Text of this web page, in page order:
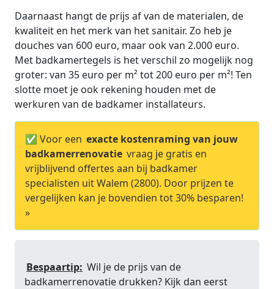
Daarnaast hangt de prijs af van de materialen, de
kwaliteit en het merk van het sanitair. Zo heb je
douches van 600 euro, maar ook van 2.000 euro.
Met badkamertegels is het verschil zo mogelijk nog
groter: van 35 euro per m² tot 200 euro per m²! Ten
slotte moet je ook rekening houden met de
werkuren van de badkamer installateurs.
✅ Voor een exacte kostenraming van jouw
badkamerrenovatie vraag je gratis en
vrijblijvend offertes aan bij badkamer
specialisten uit Walem (2800). Door prijzen te
vergelijken kan je bovendien tot 30% besparen!
»
Bespaartip: Wil je de prijs van de
badkamerrenovatie drukken? Kijk dan eerst